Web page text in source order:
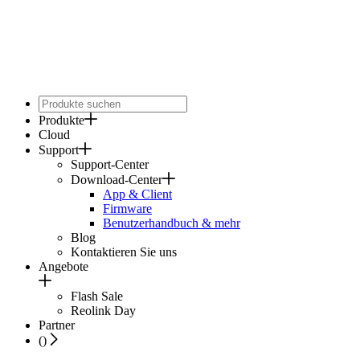
Produkte
Cloud
Support
Support-Center
Download-Center
App & Client
Firmware
Benutzerhandbuch & mehr
Blog
Kontaktieren Sie uns
Angebote
Flash Sale
Reolink Day
Partner
()